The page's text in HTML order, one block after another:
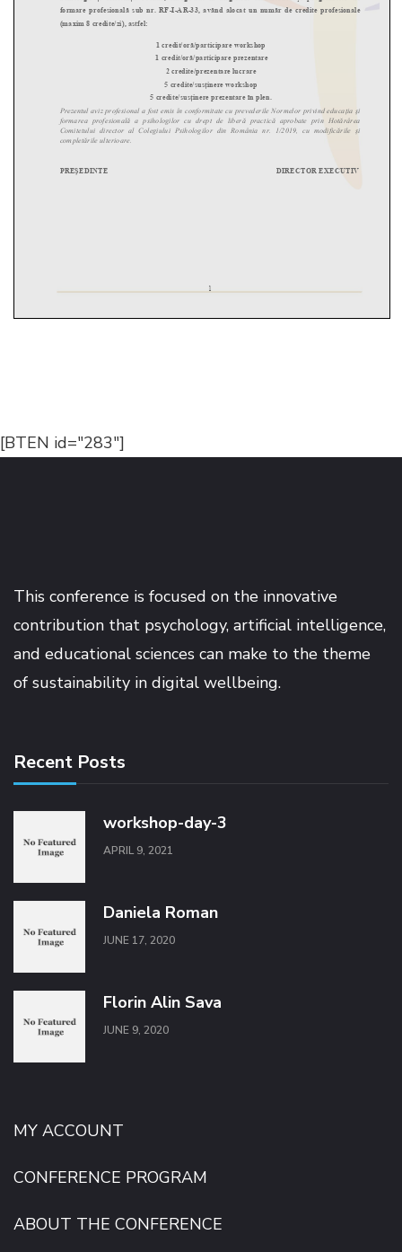
1
formare profesională sub nr. RF-I-A R-33, având alocat un număr de credite profesionale
(maxim 8 credite/zi), astfel:
1 credit/oră/participare workshop
1 credit/oră/participare prezentare
2 credite/prezentare lucrare
5 credite/susținere workshop
5 credite/susținere prezentare în plen
Prezentul avi z profesional a fost emis în confo rmitate c u preveder ile Nor melor privi nd educa ţia şi
formarea profesională a psihologilor cu drept de liberă practică aprobate prin Hotărârea
Comitetului director al Colegiului Psihologilor din România nr. 1/201 9 cu modificările și
completările ulterioare.
PREȘEDINTE DIRECTOR EXECUTIV
[BTEN id="283"]
This conference is focused on the innovative
contribution that psychology, artificial intelligence,
and educational sciences can make to the theme
of sustainability in digital wellbeing.
Recent Posts
workshop-day-3
APRIL 9, 2021
Daniela Roman
JUNE 17, 2020
Florin Alin Sava
JUNE 9, 2020
MY ACCOUNT
CONFERENCE PROGRAM
ABOUT THE CONFERENCE